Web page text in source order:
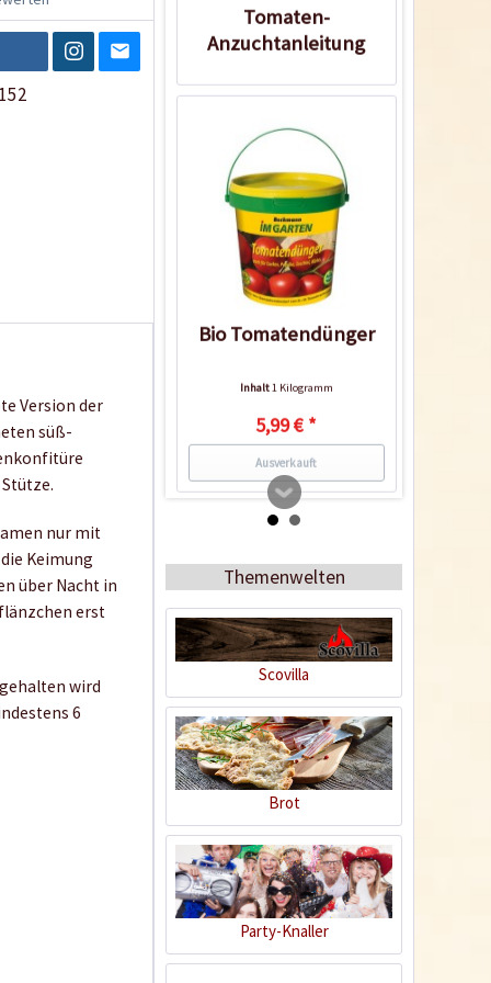
Version der
süß-
nur mit
Keimung
über Nacht in
erst
wird
6
Tomaten-
Anzuchtanleitung
Bio Tomatendünger
Inhalt1 Kilogramm
5,99 € *
Ausverkauft
Tomato Buddy
Inhalt 1 Stück
19,99 € *
Jetzt bestellen
Themenwelten
Scovilla
Brot
Party-Knaller